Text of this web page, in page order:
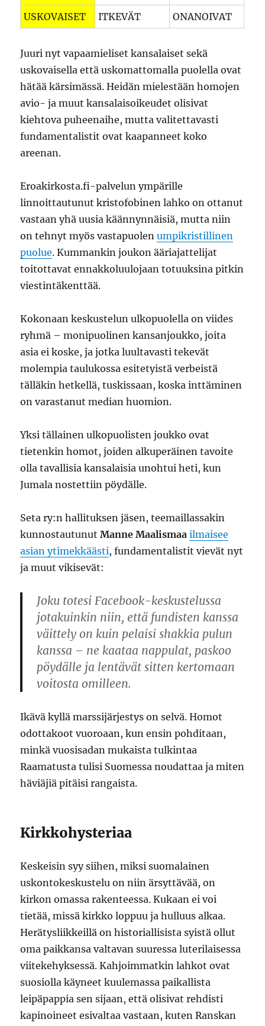
USKOVAISET
ITKEVÄT ONANOIVAT
Juuri nyt vapaamieliset kansalaiset sekä
uskovaisella että uskomattomalla puolella ovat
hätää kärsimässä. Heidän mielestään homojen
avio- ja muut kansalaisoikeudet olisivat
kiehtova puheenaihe, mutta valitettavasti
fundamentalistit ovat kaapanneet koko
areenan.
Eroakirkosta.fi-palvelun ympärille
linnoittautunut kristofobinen lahko on ottanut
vastaan yhä uusia käännynnäisiä, mutta niin
on tehnyt myös vastapuolenumpikristillinen
puolue. Kummankin joukon ääriajattelijat
toitottavat ennakkoluulojaan totuuksina pitkin
viestintäkenttää.
Kokonaan keskustelun ulkopuolella on viides
ryhmä – monipuolinen kansanjoukko, joita
asia ei koske, ja jotka luultavasti tekevät
molempia taulukossa esitetyistä verbeistä
tälläkin hetkellä, tuskissaan, koska inttäminen
on varastanut median huomion.
Yksi tällainen ulkopuolisten joukko ovat
tietenkin homot, joiden alkuperäinen tavoite
olla tavallisia kansalaisia unohtui heti, kun
Jumala nostettiin pöydälle.
Seta ry:n hallituksen jäsen, teemaillassakin
kunnostautunutManne Maalismaa ilmaisee
asian ytimekkäästi, fundamentalistit vievät nyt
ja muut vikisevät:
Joku totesi Facebook-keskustelussa
jotakuinkin niin, että fundisten kanssa
väittely on kuin pelaisi shakkia pulun
kanssa – ne kaataa nappulat, paskoo
pöydälle ja lentävät sitten kertomaan
voitosta omilleen.
Ikävä kyllä marssijärjestys on selvä. Homot
odottakoot vuoroaan, kun ensin pohditaan,
minkä vuosisadan mukaista tulkintaa
Raamatusta tulisi Suomessa noudattaa ja miten
häviäjiä pitäisi rangaista.
Kirkkohysteriaa
Keskeisin syy siihen, miksi suomalainen
uskontokeskustelu on niin ärsyttävää, on
kirkon omassa rakenteessa. Kukaan ei voi
tietää, missä kirkko loppuu ja hulluus alkaa.
Herätysliikkeillä on historiallisista syistä ollut
oma paikkansa valtavan suuressa luterilaisessa
viitekehyksessä. Kahjoimmatkin lahkot ovat
suosiolla käyneet kuulemassa paikallista
leipäpappia sen sijaan, että olisivat rehdisti
kapinoineet esivaltaa vastaan, kuten Ranskan